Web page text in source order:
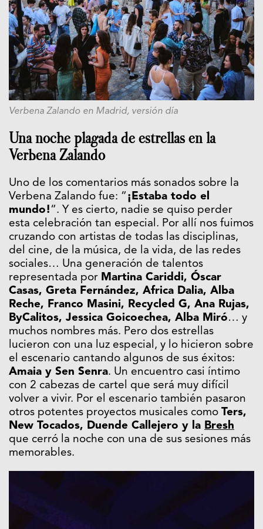
Verbena Zalando en Madrid, versión día
Una noche plagada de estrellas en la
Verbena Zalando
Uno de los comentarios más sonados sobre la
Verbena Zalando fue: “ ¡Estaba todo el
mundo!“. Y es cierto, nadie se quiso perder
esta celebración tan especial. Por allí nos fuimos
cruzando con artistas de todas las disciplinas,
del cine, de la música, de la vida, de las redes
sociales… Una generación de talentos
representada por Martina Cariddi, Óscar
Casas, Greta Fernández, Africa Dalia, Alba
Reche, Franco Masini, Recycled G, Ana Rujas,
ByCalitos, Jessica Goicoechea, Alba Miró… y
muchos nombres más. Pero dos estrellas
lucieron con una luz especial, y lo hicieron sobre
el escenario cantando algunos de sus éxitos:
Amaia y Sen Senra. Un encuentro casi íntimo
con 2 cabezas de cartel que será muy difícil
volver a vivir. Por el escenario también pasaron
otros potentes proyectos musicales como Ters,
New Tocados, Duende Callejero y la Bresh
que cerró la noche con una de sus sesiones más
memorables.